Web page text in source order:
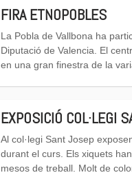
FIRA ETNOPOBLES
La Pobla de Vallbona ha
Diputació de Valencia. El
en una gran finestra de la
EXPOSICIÓ COL·LEGI
Al col·legi Sant Josep
durant el curs. Els xiquets
mesos de treball. Molt de